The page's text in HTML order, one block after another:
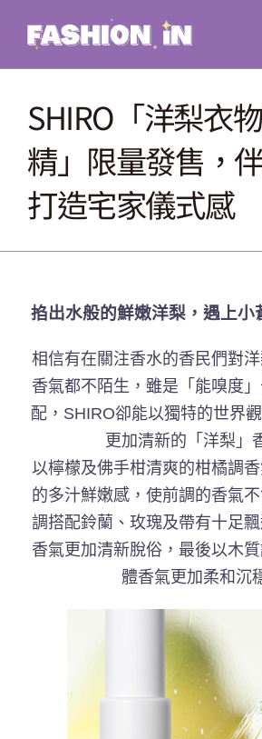
content
SHIRO「洋梨衣
精」限量發售，
打造宅家儀式感
掐出水般的鮮嫩洋梨，遇上小
相信有在關注香水的香民們對
香氣都不陌生，雖是「能嗅度
配，SHIRO卻能以獨特的世界
更加清新的「洋梨」
以檸檬及佛手柑清爽的柑橘調
的多汁鮮嫩感，使前調的香氣
調搭配鈴蘭、玫瑰及帶有十足
香氣更加清新脫俗，最後以木
體香氣更加柔和沉